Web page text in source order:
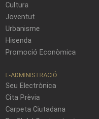
Cultura
Joventut
Urbanisme
Hisenda
Promoció Econòmica
E-ADMINISTRACIÓ
Seu Electrònica
Cita Prèvia
Carpeta Ciutadana